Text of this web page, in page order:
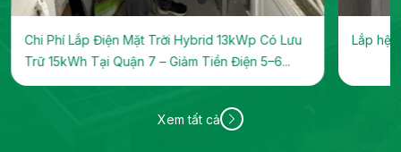
Chi Phí Lắp Điện Mặt Trời Hybrid 13kWp Có Lưu
Trữ 15kWh Tại Quận 7 – Giảm Tiền Điện 5–6...
Lắp hệ
Xem tất cả